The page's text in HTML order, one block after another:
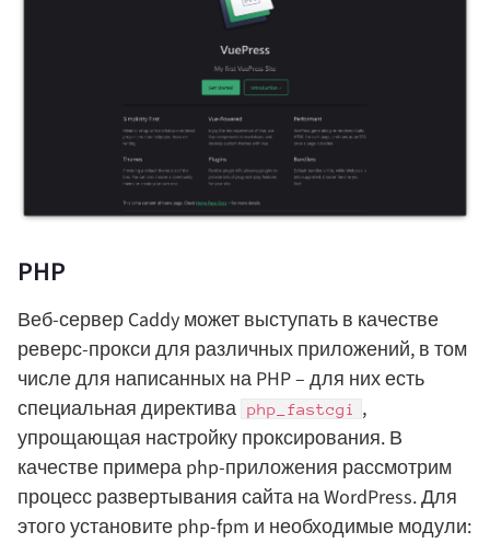
PHP
Веб-сервер Caddy может выступать в качестве
реверс-прокси для различных приложений, в том
числе для написанных на PHP – для них есть
специальная директива php_fastcgi
,
упрощающая настройку проксирования. В
качестве примера php-приложения рассмотрим
процесс развертывания сайта на WordPress. Для
этого установите php-fpm и необходимые модули: